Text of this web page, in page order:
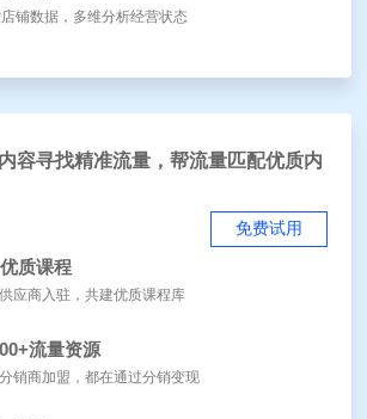
铺数据，多维分析经营状态
容寻找精准流量，帮流量匹配优质内
免费试用
质课程
应商入驻，共建优质课程库
流量资源
分销商加盟，都在通过分销变现